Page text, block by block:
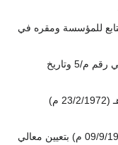
التابع للمؤسسة ومقره في
صدر نظام مراقبة البنوك بالمرسوم الملكي رقم م/5 وتاريخ
صدر قرار مجلس الوزراء في 8/1/1392 هـ (23/2/1972 م)
صدر مرسوم ملكي في 1/8/1392 هـ (09/9/1972 م) بتعيين معالي